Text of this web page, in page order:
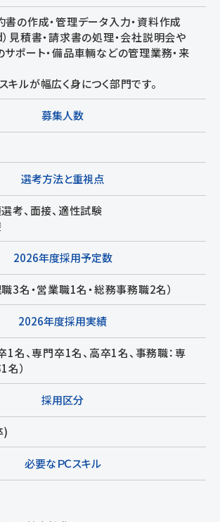
書の作成・管理データ入力・資料作成
）見積書・請求書の処理・会社説明会や
サポート・備品車輛などの管理業務・来
ルが幅広く身につく部門です。
募集人数
選考方法と重視点
考、面接、適性試験
2026年度採用予定数
3名・営業職1名・総務事務職2名）
2026年度採用実績
1名、専門卒1名、高卒1名、事務職：専
名）
採用区分
)
必要なＰＣスキル